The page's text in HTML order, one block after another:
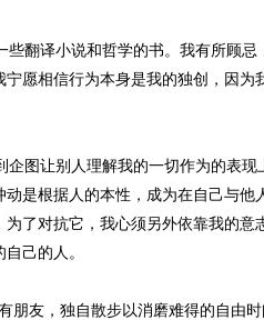
翻译小说和哲学的书。我有所顾忌
愿相信行为本身是我的独创，因为
图让别人理解我的一切作为的表现
是根据人的本性，成为在自己与他
了对抗它，我心须另外依靠我的意
己的人。
，独自散步以消磨难得的自由时